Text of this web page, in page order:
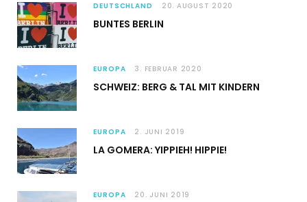
DEUTSCHLAND 20. AUGUST 2020
BUNTES BERLIN
EUROPA 3. FEBRUAR 2020
SCHWEIZ: BERG & TAL MIT KINDERN
EUROPA 2. JUNI 2019
LA GOMERA: YIPPIEH! HIPPIE!
EUROPA 20. JUNI 2019